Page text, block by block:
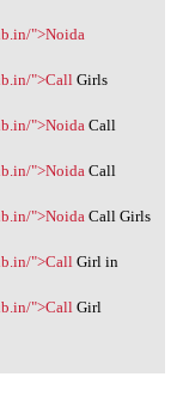
">Noida
">Call Girls
">Noida Call
">Noida Call
">Noida Call Girls
">Call Girl in
">Call Girl